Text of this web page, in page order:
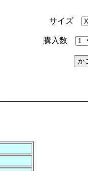
サイズ
購入数